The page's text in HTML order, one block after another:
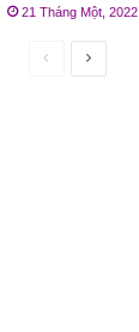
21 Tháng Một, 2022
Trang